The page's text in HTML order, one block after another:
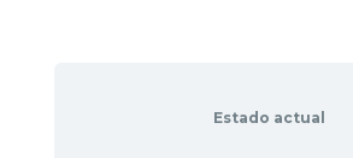
Estado actual